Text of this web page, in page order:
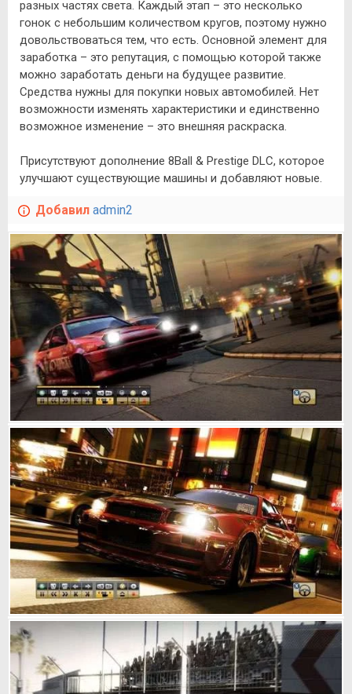
разных частях света. Каждый этап – это несколько
гонок с небольшим количеством кругов, поэтому нужно
довольствоваться тем, что есть. Основной элемент для
заработка – это репутация, с помощью которой также
можно заработать деньги на будущее развитие.
Средства нужны для покупки новых автомобилей. Нет
возможности изменять характеристики и единственно
возможное изменение – это внешняя раскраска.
Присутствуют дополнение 8Ball & Prestige DLC, которое
улучшают существующие машины и добавляют новые.
Добавил admin2